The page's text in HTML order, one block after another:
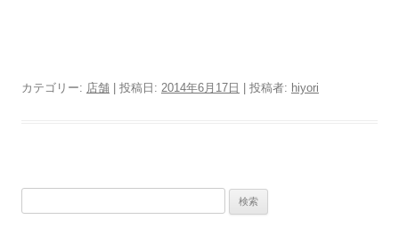
カテゴリー: 店舗 | 投稿日: 2014年6月17日 投稿者: hiyori